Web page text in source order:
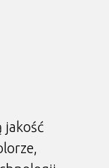
jakość